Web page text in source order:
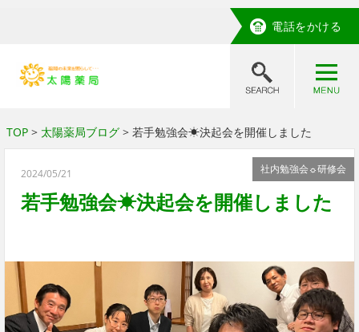
電話をかける
TOP> 太陽薬局ブログ> 若手勉強会☀決起会を開催しました
社内勉強会☼研修会
2024/05/21
若手勉強会☀決起会を開催しました